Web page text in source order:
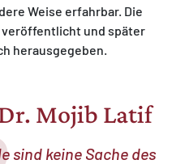
Weise erfahrbar. Die
veröffentlicht und später
herausgegeben.
Mojib Latif
sind keine Sache des